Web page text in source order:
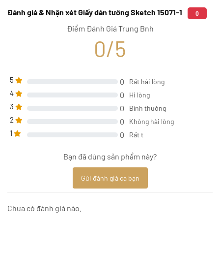
Đánh giá & Nhận xét Giấy dán tường Sketch 15071-1 0
Điểm Đánh Giá Trung Bnh
0/5
5 0 Rất hài lòng
4 0 Hi lòng
3 0 Bình thường
2 0 Không hài lòng
1 0 Rất t
Bạn đã dùng sản phẩm này?
Gửi đánh giá ca bạn
Chưa có đánh giá nào.